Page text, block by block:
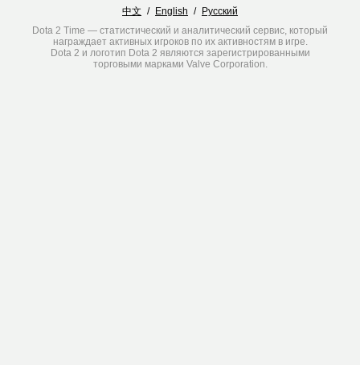
中文 / English / Русский
Dota 2 Time — статистический и аналитический сервис, который
награждает активных игроков по их активностям в игре.
Dota 2 и логотип Dota 2 являются зарегистрированными
торговыми марками Valve Corporation.